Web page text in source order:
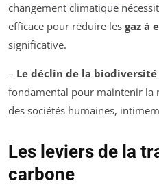
changement climatique
efficace pour réduire les gaz à
significative.
– Le déclin de la biodiversité
fondamental pour maintenir la
des sociétés humaines,
Les leviers de la
carbone